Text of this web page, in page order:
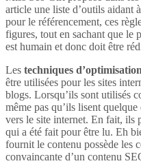
article une liste d’outils aidant
pour le référencement, ces
figures, tout en sachant que le
est humain et donc doit être
Les techniques
être utilisées pour les sites
blogs. Lorsqu’ils sont utilisés
même pas qu’ils lisent
vers le site internet. En fait, ils
qui a été fait pour être lu. Eh
fournit le contenu possède les
convaincante d’un contenu